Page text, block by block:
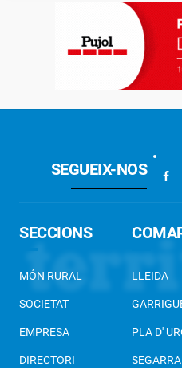
SEGUEIX-NOS
SECCIONS
MÓN RURAL
SOCIETAT
EMPRESA
DIRECTORI
LLEIDA
PLA D'
SEGARRA